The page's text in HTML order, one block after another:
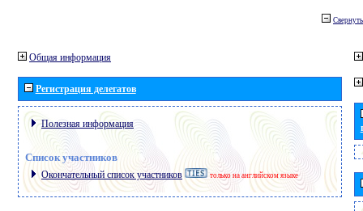
Свернуть
Общая информация
Регистрация делегатов
Полезная информация
Список участников
Окончательный список участников только на английском языке